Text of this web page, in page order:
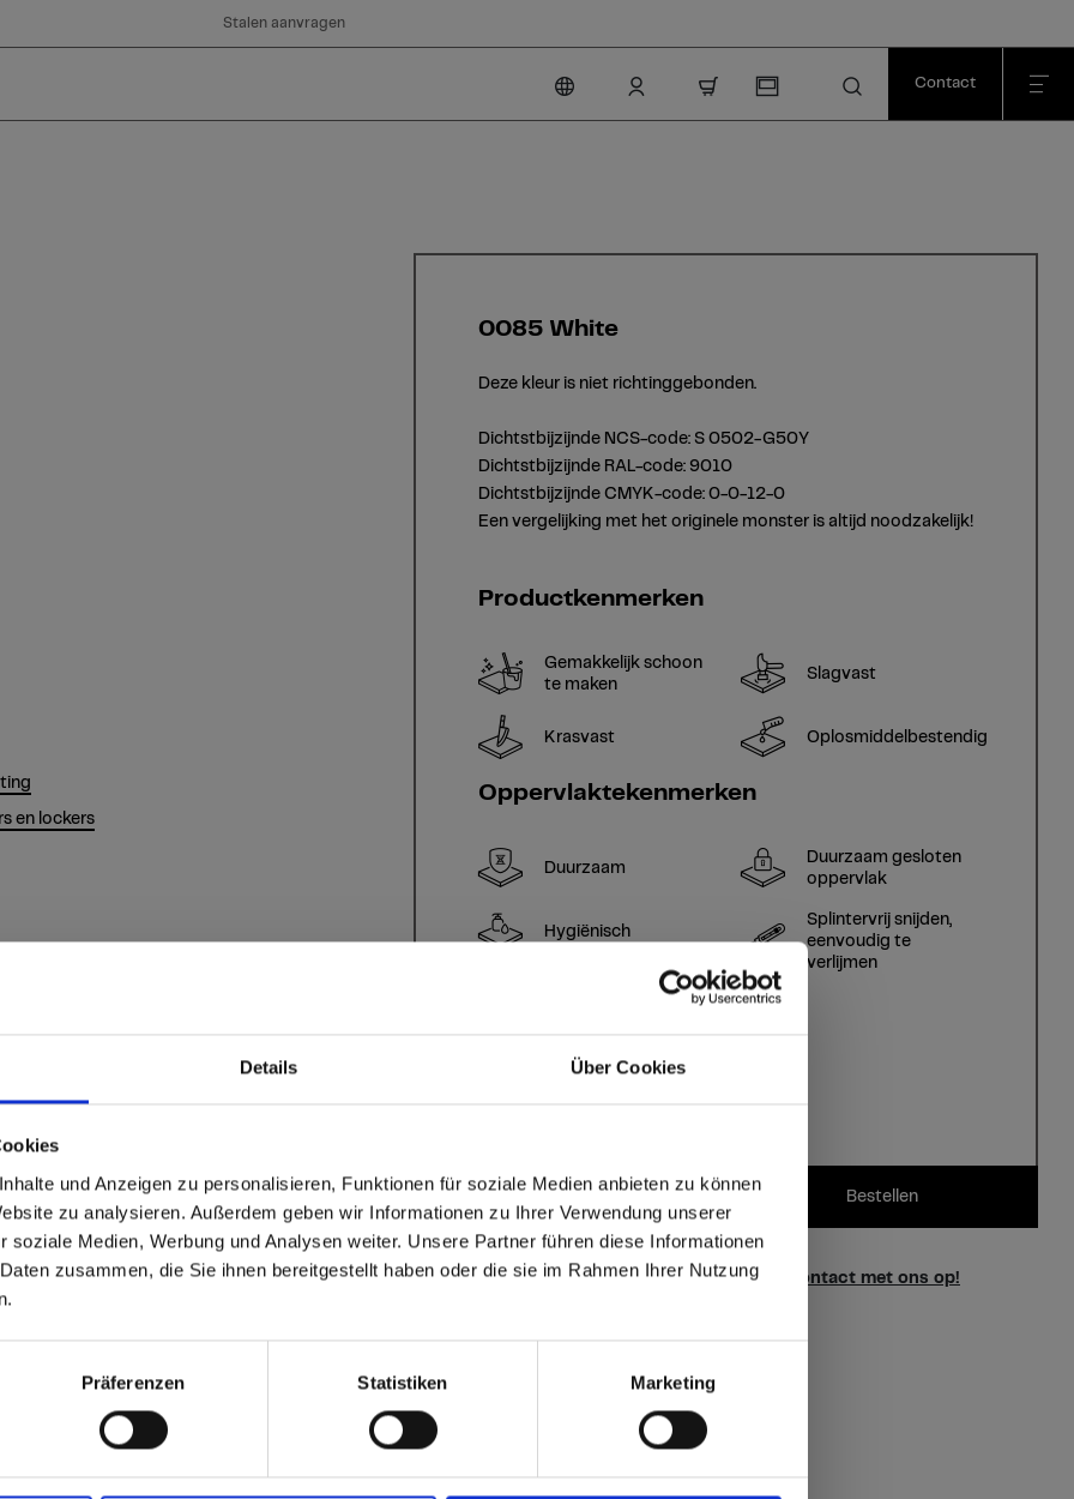
Details Über Cookies
und Anzeigen zu personalisieren, Funktionen für soziale Medien anbieten zu können
zu analysieren. Außerdem geben wir Informationen zu Ihrer Verwendung unserer
soziale Medien, Werbung und Analysen weiter. Unsere Partner führen diese Informationen
zusammen, die Sie ihnen bereitgestellt haben oder die sie im Rahmen Ihrer Nutzung
Präferenzen Statistiken Marketing
based in the Verenigde
North America website directly from here or discover what Fundermax offers in Europe
the Fundermax North America Website Europe / Rest of the World
Stalen aanvragen
Contact
en lockers
0085 White
Deze kleur is niet richtinggebonden.
Dichtstbijzijnde NCS-code: S 0502-G50Y
Dichtstbijzijnde RAL-code: 9010
Dichtstbijzijnde CMYK-code: 0-0-12-0
Een vergelijking met het originele monster is altijd noodzakelijk!
Productkenmerken
Gemakkelijk schoon
te maken
Slagvast
Krasvast Oplosmiddelbestendig
Oppervlaktekenmerken
Duurzaam
Duurzaam gesloten
oppervlak
Hygiënisch
Splintervrij snijden,
eenvoudig te
verlijmen
sr.amount
Bestellen
Heeft u vragen over onze stalen? Neem contact met ons op!